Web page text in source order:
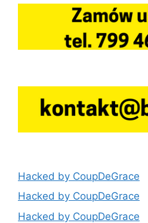
Hacked by CoupDeGrace
Hacked by CoupDeGrace
Hacked by CoupDeGrace